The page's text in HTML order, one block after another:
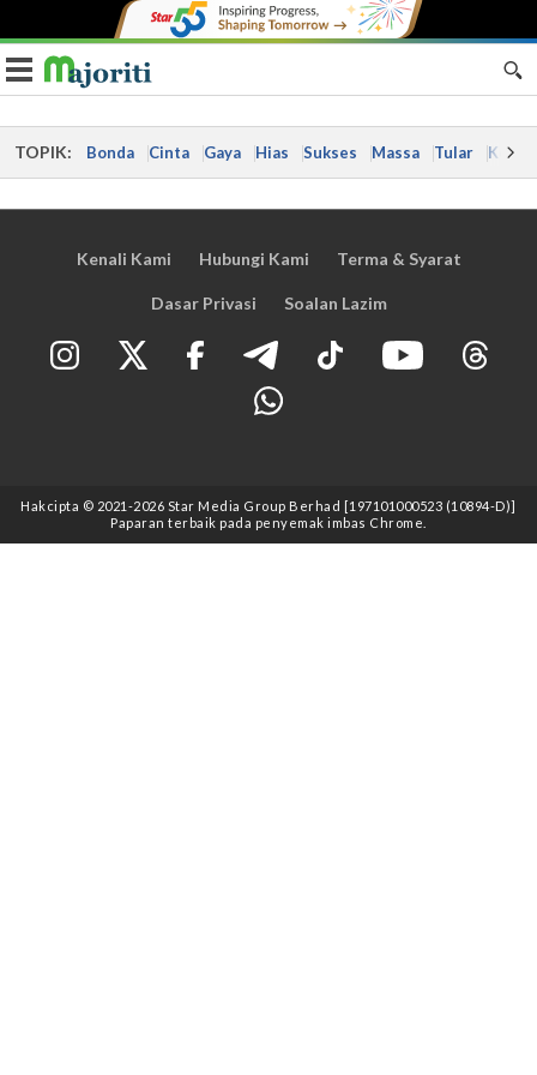
Toggle navigation
TOPIK: Bonda Cinta Gaya Hias Sukses Massa Tular Kes
Kenali Kami Hubungi Kami Terma & Syarat
Dasar Privasi Soalan Lazim
Hakcipta © 2021 -2026 Star Media Group Berhad [197101000523 (10894-D)]
Paparan terbaik pada penyemak imbas Chrome.